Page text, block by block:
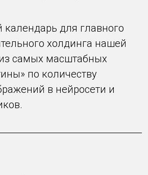
для главного
холдинга нашей
самых масштабных
по количеству
в нейросети и